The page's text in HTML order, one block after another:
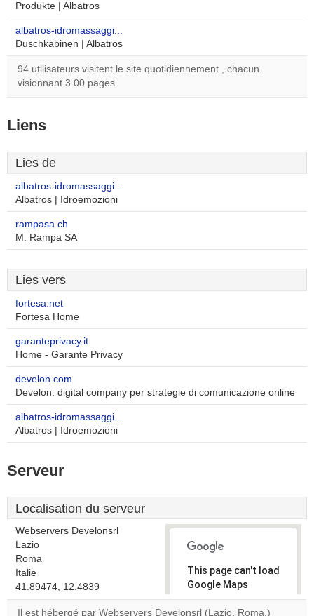
Produkte | Albatros
albatros-idromassaggi...
Duschkabinen | Albatros
94 utilisateurs visitent le site quotidiennement , chacun
visionnant 3.00 pages.
Liens
Lies de
albatros-idromassaggi...
Albatros | Idroemozioni
rampasa.ch
M. Rampa SA
Lies vers
fortesa.net
Fortesa Home
garanteprivacy.it
Home - Garante Privacy
develon.com
Develon: digital company per strategie di comunicazione online
albatros-idromassaggi...
Albatros | Idroemozioni
Serveur
Localisation du serveur
Webservers Develonsrl
Lazio
Roma
Italie
41.89474, 12.4839
This page can't load
Google Maps
correctly.
Il est hébergé par Webservers Develonsrl (Lazio, Roma,)